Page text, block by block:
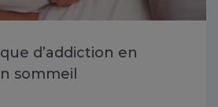
d’addiction en
sommeil